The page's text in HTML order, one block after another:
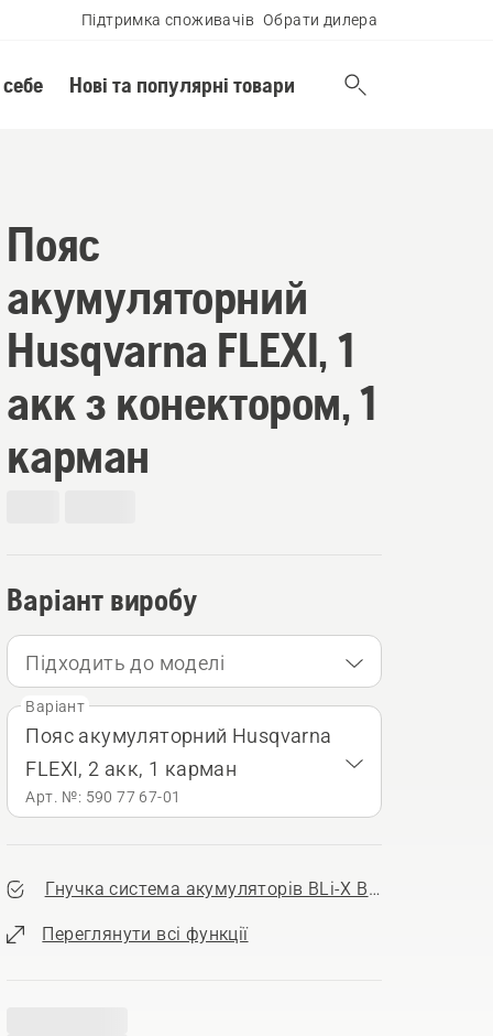
Підтримка споживачів Обрати дилера
Нові та популярні товари
Пояс
акумуляторний
Husqvarna FLEXI, 1
акк з конектором, 1
карман
Варіант виробу
Підходить до моделі
Варіант
Пояс акумуляторний Husqvarna
FLEXI, 2 акк, 1 карман
Арт. №: 590 77 67‑01
Гнучка система акумуляторів BLi-X Battery System
Переглянути всі функції